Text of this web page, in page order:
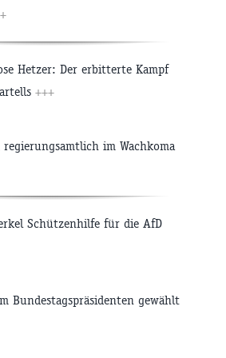
Hetzer: Der erbitterte Kampf
+++
regierungsamtlich im Wachkoma
Schützenhilfe für die AfD
Bundestagspräsidenten gewählt